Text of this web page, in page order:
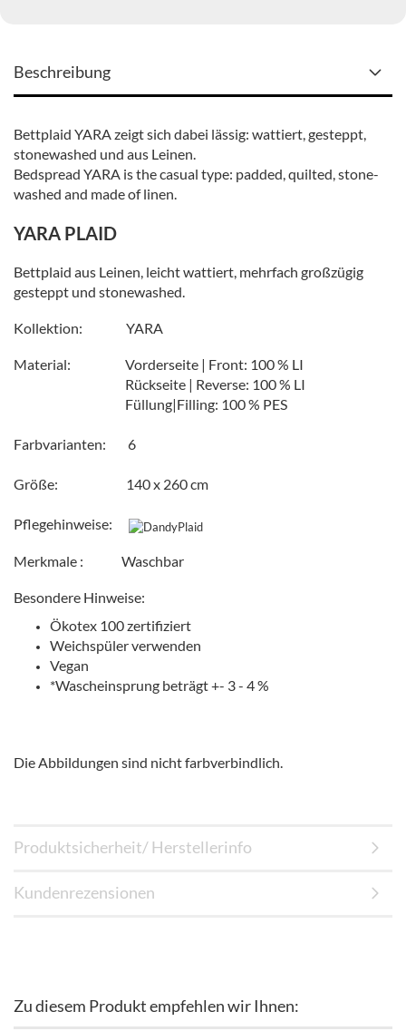
Beschreibung
Bettplaid YARA zeigt sich dabei lässig: wattiert, gesteppt,
stonewashed und aus Leinen.
Bedspread YARA is the casual type: padded, quilted, stone-
washed and made of linen.
YARA PLAID
Bettplaid aus Leinen, leicht wattiert, mehrfach großzügig
gesteppt und stonewashed.
Kollektion: YARA
Material: Vorderseite | Front: 100 % LI
Rückseite | Reverse: 100 % LI
Füllung|Filling: 100 % PES
Farbvarianten: 6
Größe: 140 x 260 cm
Pflegehinweise:
Merkmale : Waschbar
Besondere Hinweise:
Ökotex 100 zertifiziert
Weichspüler verwenden
Vegan
*Wascheinsprung beträgt +- 3 - 4 %
Die Abbildungen sind nicht farbverbindlich.
Produktsicherheit/ Herstellerinfo
Kundenrezensionen
Zu diesem Produkt empfehlen wir Ihnen: